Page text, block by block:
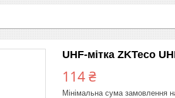
UHF-мітка ZKTeco
114 ₴
Мінімальна сума замовлення